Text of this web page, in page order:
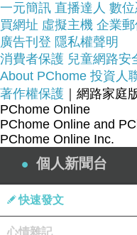
雙腿帶著迷人氣息 童
在青蘋果的氣息中萃
雙腿的調香 召喚舒緩
一元簡訊 直播達人 數
買網址 虛擬主機 企業
廣告刊登 隱私權聲明
消費者保護 兒童網路安
About PChome 投資人
著作權保護 ｜網路家庭
PChome Online
PChome Online and
PChome Online Inc.
個人新聞台
快速發文
心情雜記